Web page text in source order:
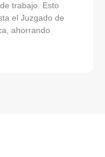
trabajo. Esto
el Juzgado de
ahorrando